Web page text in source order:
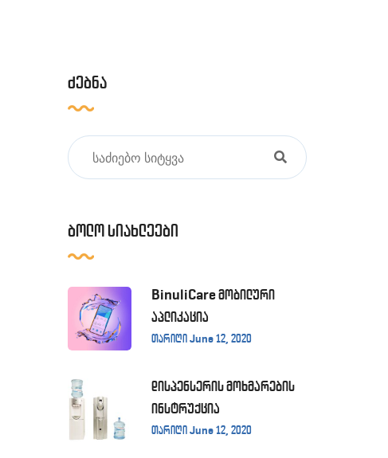
ძებნა
ბოლო სიახლეები
BinuliCare მობილური
აპლიკაცია
თარიღი June 12, 2020
დისპენსერის მოხმარების
ინსტრუქცია
თარიღი June 12, 2020